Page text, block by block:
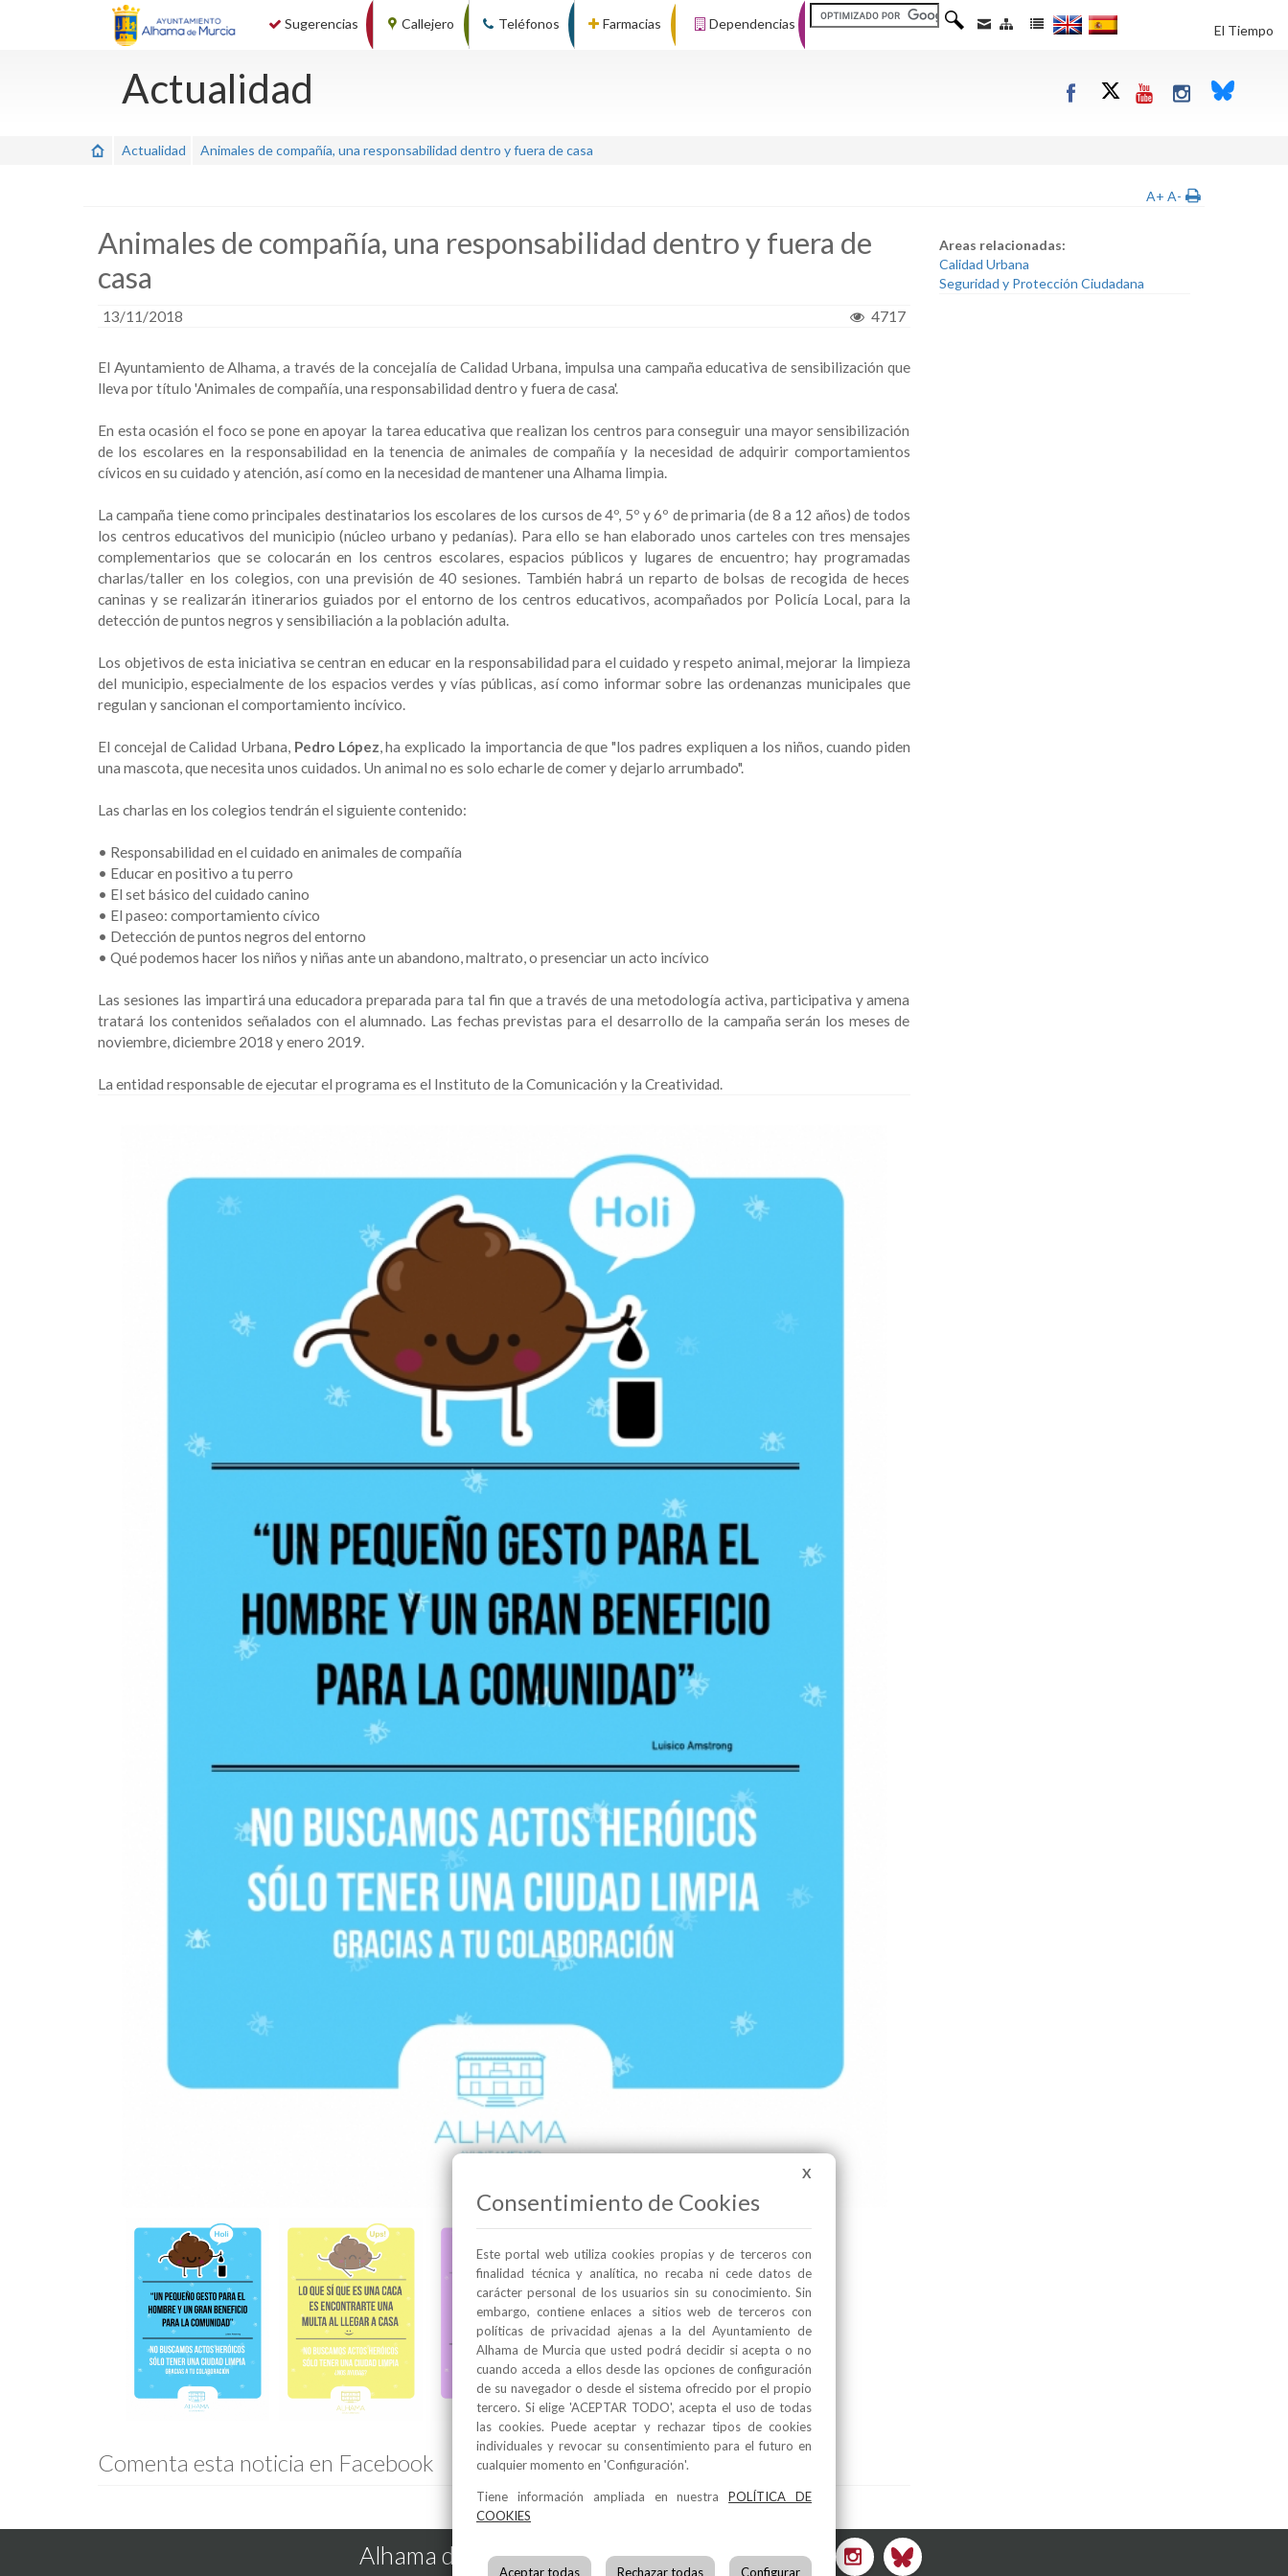
Sugerencias Callejero Teléfonos Farmacias Dependencias El Tiempo
Actualidad
Actualidad Animales de compañía, una responsabilidad dentro y fuera de casa
A+ A-
Animales de compañía, una responsabilidad dentro y fuera de
casa
13/11/2018 4717
El Ayuntamiento de Alhama, a través de la concejalía de Calidad Urbana, impulsa una campaña educativa de sensibilización que
lleva por título 'Animales de compañía, una responsabilidad dentro y fuera de casa'.
En esta ocasión el foco se pone en apoyar la tarea educativa que realizan los centros para conseguir una mayor sensibilización
de los escolares en la responsabilidad en la tenencia de animales de compañía y la necesidad de adquirir comportamientos
cívicos en su cuidado y atención, así como en la necesidad de mantener una Alhama limpia.
La campaña tiene como principales destinatarios los escolares de los cursos de 4º, 5º y 6º de primaria (de 8 a 12 años) de todos
los centros educativos del municipio (núcleo urbano y pedanías). Para ello se han elaborado unos carteles con tres mensajes
complementarios que se colocarán en los centros escolares, espacios públicos y lugares de encuentro; hay programadas
charlas/taller en los colegios, con una previsión de 40 sesiones. También habrá un reparto de bolsas de recogida de heces
caninas y se realizarán itinerarios guiados por el entorno de los centros educativos, acompañados por Policía Local, para la
detección de puntos negros y sensibiliación a la población adulta.
Los objetivos de esta iniciativa se centran en educar en la responsabilidad para el cuidado y respeto animal, mejorar la limpieza
del municipio, especialmente de los espacios verdes y vías públicas, así como informar sobre las ordenanzas municipales que
regulan y sancionan el comportamiento incívico.
El concejal de Calidad Urbana, Pedro López, ha explicado la importancia de que "los padres expliquen a los niños, cuando piden
una mascota, que necesita unos cuidados. Un animal no es solo echarle de comer y dejarlo arrumbado".
Las charlas en los colegios tendrán el siguiente contenido:
• Responsabilidad en el cuidado en animales de compañía
• Educar en positivo a tu perro
• El set básico del cuidado canino
• El paseo: comportamiento cívico
• Detección de puntos negros del entorno
• Qué podemos hacer los niños y niñas ante un abandono, maltrato, o presenciar un acto incívico
Las sesiones las impartirá una educadora preparada para tal fin que a través de una metodología activa, participativa y amena
tratará los contenidos señalados con el alumnado. Las fechas previstas para el desarrollo de la campaña serán los meses de
noviembre, diciembre 2018 y enero 2019.
La entidad responsable de ejecutar el programa es el Instituto de la Comunicación y la Creatividad.
Comenta esta noticia en Facebook
Areas relacionadas:
Calidad Urbana
Seguridad y Protección Ciudadana
Alhama de Murcia en las Redes
X
Consentimiento de Cookies
Este portal web utiliza cookies propias y de terceros con
finalidad técnica y analítica, no recaba ni cede datos de
carácter personal de los usuarios sin su conocimiento. Sin
embargo, contiene enlaces a sitios web de terceros con
políticas de privacidad ajenas a la del Ayuntamiento de
Alhama de Murcia que usted podrá decidir si acepta o no
cuando acceda a ellos desde las opciones de configuración
de su navegador o desde el sistema ofrecido por el propio
tercero. Si elige 'ACEPTAR TODO', acepta el uso de todas
las cookies. Puede aceptar y rechazar tipos de cookies
individuales y revocar su consentimiento para el futuro en
cualquier momento en 'Configuración'.
Tiene información ampliada en nuestraPOLÍTICA DE
COOKIES
Aceptar todas Rechazar todas Configurar